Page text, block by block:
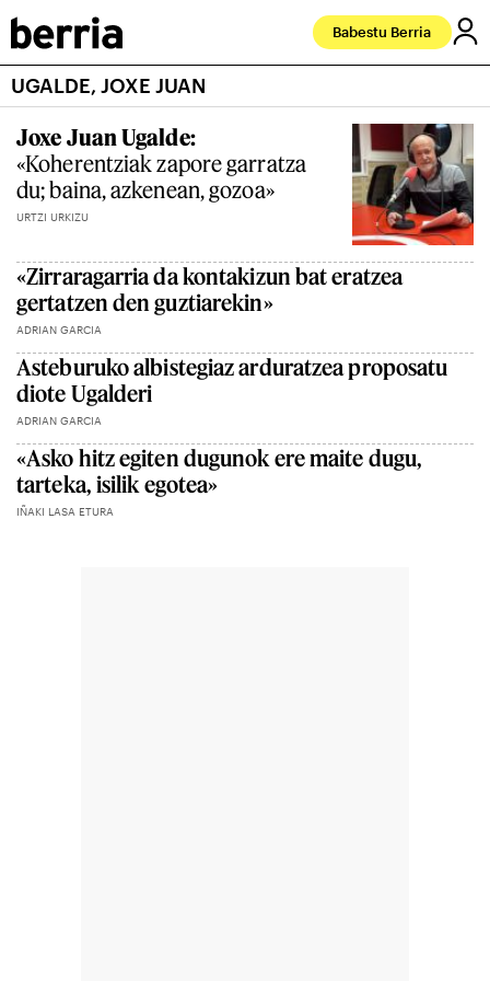
Babestu Berria
UGALDE, JOXE JUAN
Joxe Juan Ugalde:
«Koherentziak zapore garratza
du; baina, azkenean, gozoa»
URTZI URKIZU
«Zirraragarria da kontakizun bat eratzea
gertatzen den guztiarekin»
ADRIAN GARCIA
Asteburuko albistegiaz arduratzea proposatu
diote Ugalderi
ADRIAN GARCIA
«Asko hitz egiten dugunok ere maite dugu,
tarteka, isilik egotea»
IÑAKI LASA ETURA